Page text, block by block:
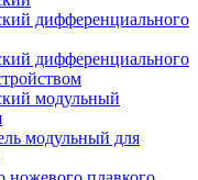
дифференциального
дифференциального
модульный
модульный для